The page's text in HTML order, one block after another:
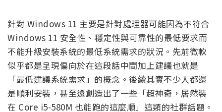
針對 Windows 11 主要是針對處理器可能因為不符合
Windows 11 安全性、穩定性與可靠性的最低要求而
不能升級安裝系統的最低系統需求的狀況。先前微軟
似乎都是呈現偏向於在這段話中間加上建議也就是
「最低建議系統需求」的概念。後續其實不少人都還
是順利安裝，甚至還創造出了一些「超神奇，居然裝
在 Core i5-580M 也能跑的這麼順」這類的社群話題。